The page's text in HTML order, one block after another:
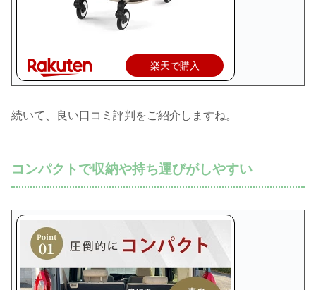
楽天で購入
続いて、良い口コミ評判をご紹介しますね。
コンパクトで収納や持ち運びがしやすい